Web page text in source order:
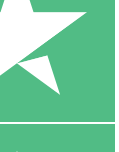
de descarga. Sin compromiso
10 00